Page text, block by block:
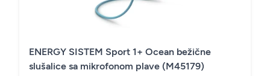
ENERGY SISTEM Sport 1+ Ocean bežične
slušalice sa mikrofonom plave (M45179)